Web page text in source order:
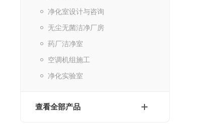
净化室设计与咨询
无尘无菌洁净厂房
药厂洁净室
空调机组施工
净化实验室
查看全部产品